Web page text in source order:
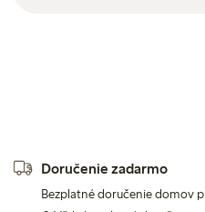
Doručenie zadarmo
Bezplatné doručenie domov